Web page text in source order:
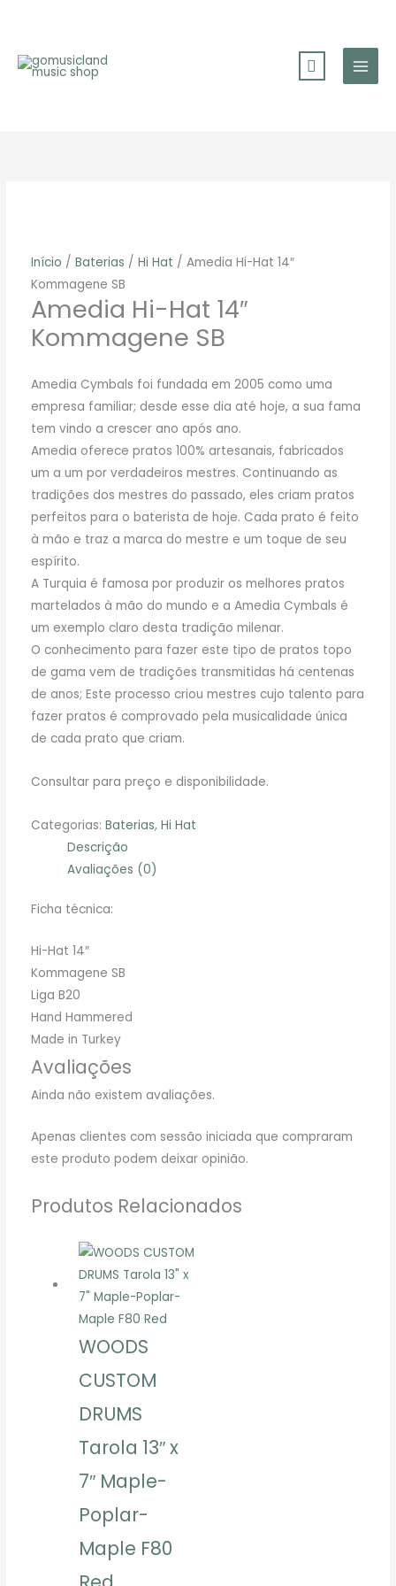
content
Início / Baterias / Hi Hat / Amedia Hi-Hat 14″
Kommagene SB
Amedia Hi-Hat 14″
Kommagene SB
Amedia Cymbals foi fundada em 2005 como uma
empresa familiar; desde esse dia até hoje, a sua fama
tem vindo a crescer ano após ano.
Amedia oferece pratos 100% artesanais, fabricados
um a um por verdadeiros mestres. Continuando as
tradições dos mestres do passado, eles criam pratos
perfeitos para o baterista de hoje. Cada prato é feito
à mão e traz a marca do mestre e um toque de seu
espírito.
A Turquia é famosa por produzir os melhores pratos
martelados à mão do mundo e a Amedia Cymbals é
um exemplo claro desta tradição milenar.
O conhecimento para fazer este tipo de pratos topo
de gama vem de tradições transmitidas há centenas
de anos; Este processo criou mestres cujo talento para
fazer pratos é comprovado pela musicalidade única
de cada prato que criam.
Consultar para preço e disponibilidade.
Categorias: Baterias, Hi Hat
Descrição
Avaliações (0)
Ficha técnica:
Hi-Hat 14″
Kommagene SB
Liga B20
Hand Hammered
Made in Turkey
Avaliações
Ainda não existem avaliações.
Apenas clientes com sessão iniciada que compraram
este produto podem deixar opinião.
Produtos Relacionados
WOODS
CUSTOM
DRUMS
Tarola 13″ x
7″ Maple-
Poplar-
Maple F80